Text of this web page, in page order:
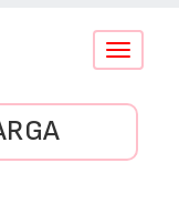
Conmutar